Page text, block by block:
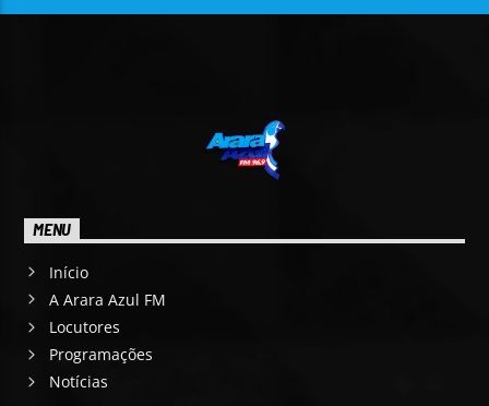
MENU
Início
A Arara Azul FM
Locutores
Programações
Notícias